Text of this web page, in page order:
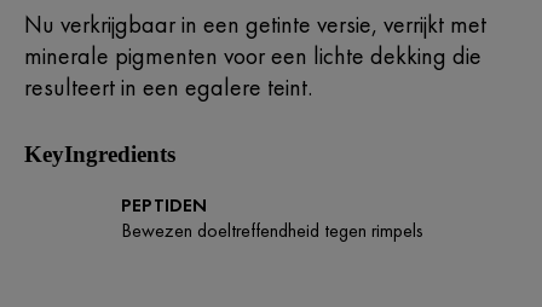
Nu verkrijgbaar in een getinte versie, verrijkt met
minerale pigmenten voor een lichte dekking die
resulteert in een egalere teint.
KeyIngredients
PEPTIDEN
Bewezen doeltreffendheid tegen rimpels